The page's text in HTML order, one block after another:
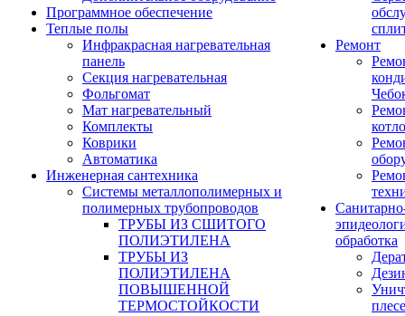
Программное обеспечение
Теплые полы
Инфракрасная нагревательная
панель
Секция нагревательная
Фольгомат
Мат нагревательный
Комплекты
Коврики
Автоматика
Инженерная сантехника
Системы металлополимерных и
полимерных трубопроводов
ТРУБЫ ИЗ СШИТОГО
ПОЛИЭТИЛЕНА
ТРУБЫ ИЗ
ПОЛИЭТИЛЕНА
ПОВЫШЕННОЙ
ТЕРМОСТОЙКОСТИ
Ремонт
обработка